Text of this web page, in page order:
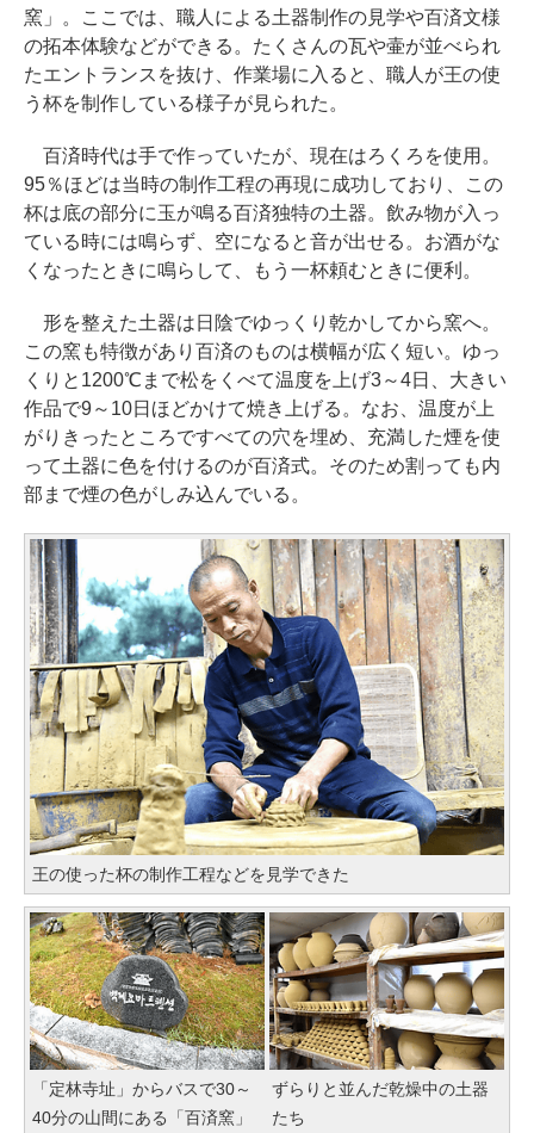
窯」。ここでは、職人による土器制作の見学や百済文様
の拓本体験などができる。たくさんの瓦や壷が並べられ
たエントランスを抜け、作業場に入ると、職人が王の使
う杯を制作している様子が見られた。
百済時代は手で作っていたが、現在はろくろを使用。
95％ほどは当時の制作工程の再現に成功しており、この
杯は底の部分に玉が鳴る百済独特の土器。飲み物が入っ
ている時には鳴らず、空になると音が出せる。お酒がな
くなったときに鳴らして、もう一杯頼むときに便利。
形を整えた土器は日陰でゆっくり乾かしてから窯へ。
この窯も特徴があり百済のものは横幅が広く短い。ゆっ
くりと1200℃まで松をくべて温度を上げ3～4日、大きい
作品で9～10日ほどかけて焼き上げる。なお、温度が上
がりきったところですべての穴を埋め、充満した煙を使
って土器に色を付けるのが百済式。そのため割っても内
部まで煙の色がしみ込んでいる。
王の使った杯の制作工程などを見学できた
「定林寺址」からバスで30～
40分の山間にある「百済窯」
ずらりと並んだ乾燥中の土器
たち